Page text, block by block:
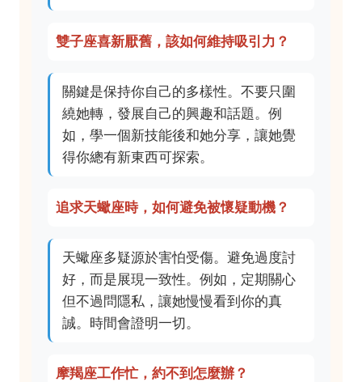
雙子座喜新厭舊，該如何維持吸引力？
關鍵是保持你自己的多樣性。不要只圍
繞她轉，發展自己的興趣和話題。例
如，學一個新技能後和她分享，讓她覺
得你總有新東西可探索。
追求天蠍座時，如何避免被懷疑動機？
天蠍座多疑源於害怕受傷。避免過度討
好，而是展現一致性。例如，定期關心
但不過問隱私，讓她慢慢看到你的真
誠。時間會證明一切。
摩羯座工作忙，約不到怎麼辦？